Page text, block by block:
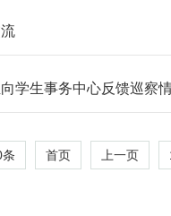
学生事务中心反馈巡察
条 首页 上一页